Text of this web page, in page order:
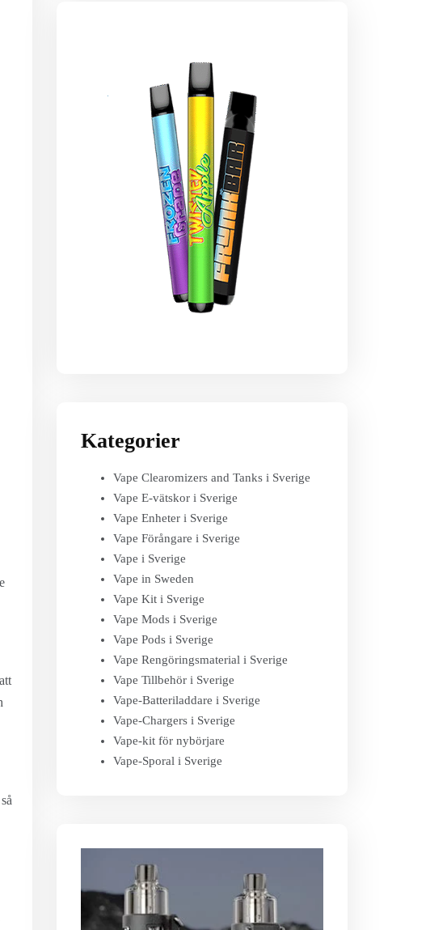
Kategorier
Vape Clearomizers and Tanks i Sverige
Vape E-vätskor i Sverige
Vape Enheter i Sverige
Vape Förångare i Sverige
Vape i Sverige
Vape in Sweden
Vape Kit i Sverige
Vape Mods i Sverige
Vape Pods i Sverige
Vape Rengöringsmaterial i Sverige
Vape Tillbehör i Sverige
Vape-Batteriladdare i Sverige
Vape-Chargers i Sverige
Vape-kit för nybörjare
Vape-Sporal i Sverige